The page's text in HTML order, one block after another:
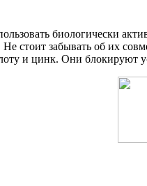
биологически
стоит забывать об их
и цинк. Они блокируют